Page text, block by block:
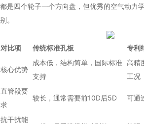
都是四个轮子一个方向盘，但优秀的空气动力
别。
对比项 传统标准孔板 专利
核心优势
成本低，结构简单，国际标准
支持
高精
工况
直管段要
求
较长，通常需要前10D后5D 可通
抗干扰能